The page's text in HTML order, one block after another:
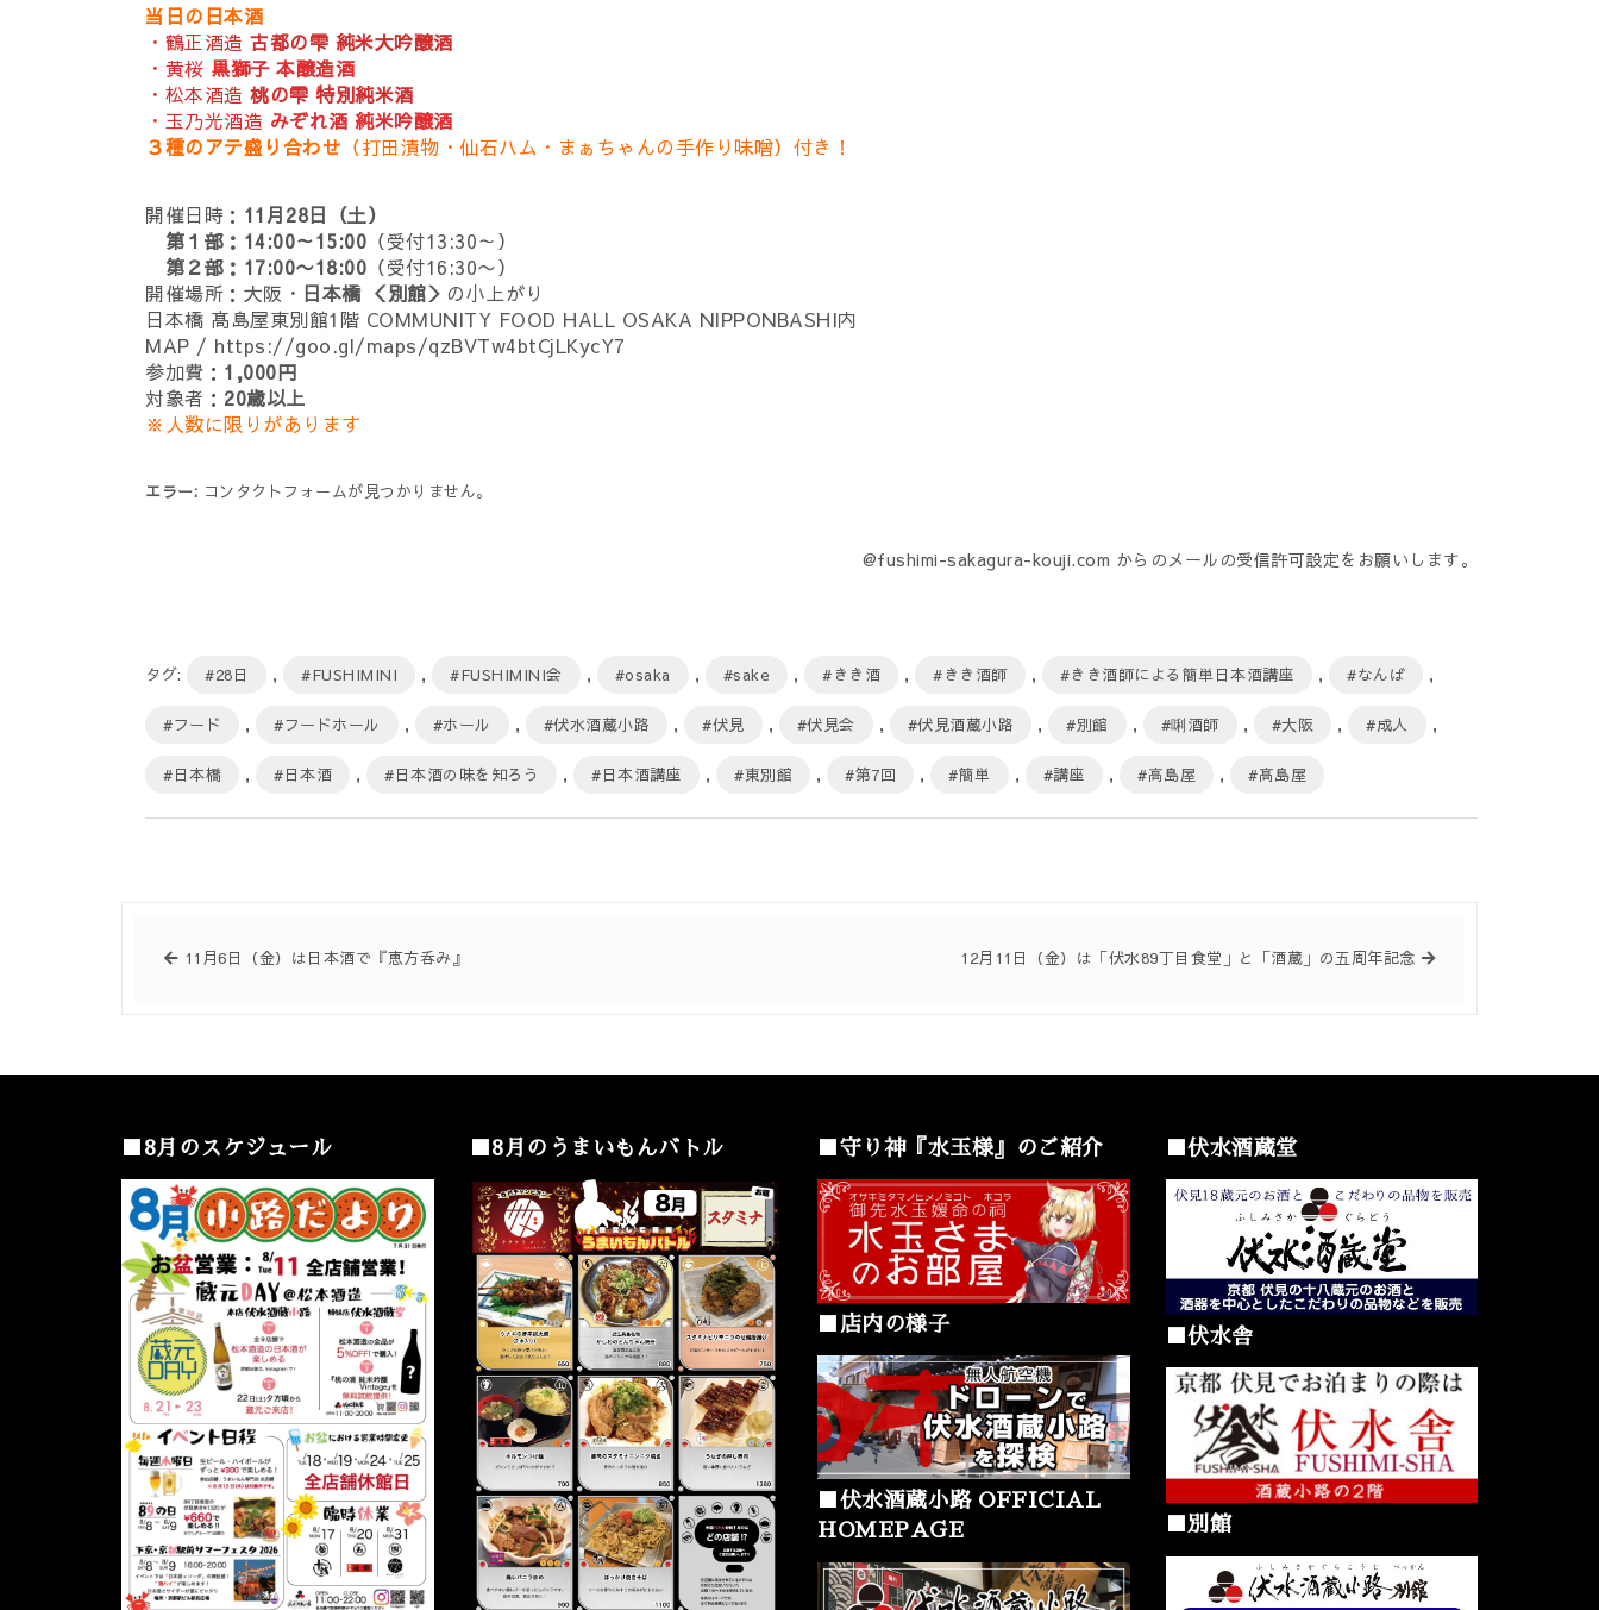
当日の日本酒
・鶴正酒造 古都の雫 純米大吟醸酒
・黄桜 黒獅子 本醸造酒
・松本酒造 桃の雫 特別純米酒
・玉乃光酒造 みぞれ酒 純米吟醸酒
３種のアテ盛り合わせ （打田漬物・仙石ハム・まぁちゃんの手作り味噌）付き！
開催日時： 11月28日（土）
第１部：14:00～15:00 （受付13:30～）
第２部：17:00〜18:00 （受付16:30〜）
開催場所：大阪・ 日本橋 ＜別館＞ の小上がり
日本橋 髙島屋東別館1階 COMMUNITY FOOD HALL OSAKA NIPPONBASHI内
MAP / https://goo.gl/maps/qzBVTw4btCjLKycY7
参加費： 1,000円
対象者： 20歳以上
※人数に限りがあります
エラー: コンタクトフォームが見つかりません。
@fushimi-sakagura-kouji.com からのメールの受信許可設定をお願いします。
タグ: #28日 , #FUSHIMINI , #FUSHIMINI会 , #osaka , #sake , #きき酒 , #きき酒師 , #きき酒師による簡単日本酒講座 , #なんば ,
#フード , #フードホール , #ホール , #伏水酒蔵小路 , #伏見 , #伏見会 , #伏見酒蔵小路 , #別館 , #唎酒師 , #大阪 , #成人 ,
#日本橋 , #日本酒 , #日本酒の味を知ろう , #日本酒講座 , #東別館 , #第7回 , #簡単 , #講座 , #高島屋 , #髙島屋
11月6日（金）は日本酒で『恵方呑み』 12月11日（金）は「伏水89丁目食堂」と「酒蔵」の五周年記念
■8月のスケジュール ■8月のうまいもんバトル ■守り神『水玉様』のご紹介
■店内の様子
■伏水酒蔵小路 OFFICIAL
HOMEPAGE
■伏水酒蔵堂
■伏水舎
■別館